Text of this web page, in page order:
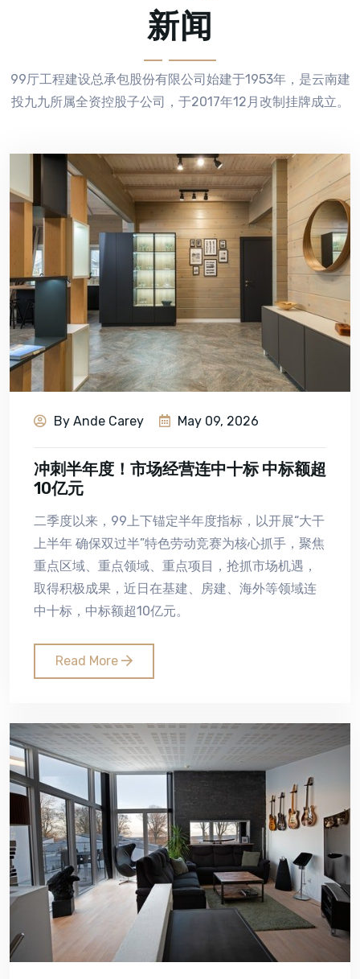
新闻
99厅工程建设总承包股份有限公司始建于1953年，是云南建
投九九所属全资控股子公司，于2017年12月改制挂牌成立。
By Ande Carey May 09, 2026
冲刺半年度！市场经营连中十标 中标额超
10亿元
二季度以来，99上下锚定半年度指标，以开展“大干
上半年 确保双过半”特色劳动竞赛为核心抓手，聚焦
重点区域、重点领域、重点项目，抢抓市场机遇，
取得积极成果，近日在基建、房建、海外等领域连
中十标，中标额超10亿元。
Read More